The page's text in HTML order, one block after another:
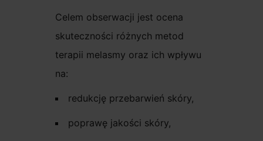
Celem obserwacji jest ocena
skuteczności różnych metod
terapii melasmy oraz ich wpływu
na:
redukcję przebarwień skóry,
poprawę jakości skóry,